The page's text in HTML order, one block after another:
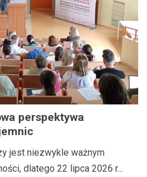
perspektywa
jest niezwykle ważnym
dlatego 22 lipca 2026 r...